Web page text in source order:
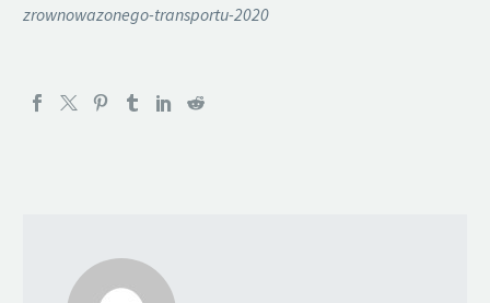
zrownowazonego-transportu-2020